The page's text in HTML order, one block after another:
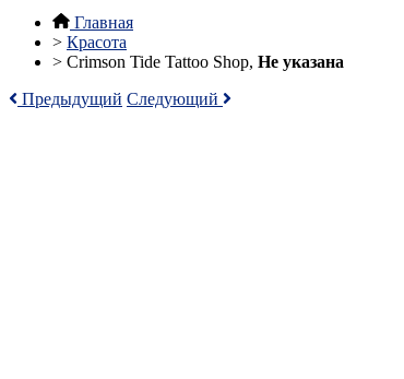
Главная
> Красота
> Crimson Tide Tattoo Shop, Не указана
Предыдущий Следующий